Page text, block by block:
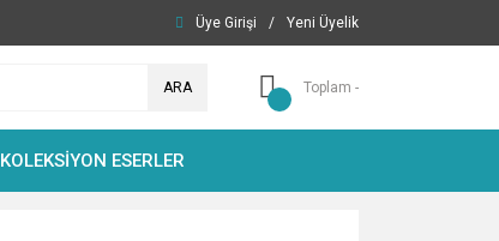
Üye Girişi / Yeni Üyelik
ARA Toplam -
KOLEKSİYON ESERLER